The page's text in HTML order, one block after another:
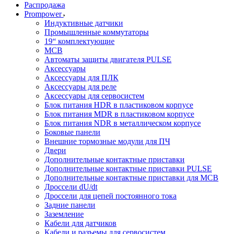
Распродажа
Prompower
Индуктивные датчики
Промышленные коммутаторы
19“ комплектующие
MCB
Автоматы защиты двигателя PULSE
Аксессуары
Аксессуары для ПЛК
Аксессуары для реле
Аксессуары для сервосистем
Блок питания HDR в пластиковом корпусе
Блок питания MDR в пластиковом корпусе
Блок питания NDR в металлическом корпусе
Боковые панели
Внешние тормозные модули для ПЧ
Двери
Дополнительные контактные приставки
Дополнительные контактные приставки PULSE
Дополнительные контактные приставки для MCB
Дроссели dU/dt
Дроссели для цепей постоянного тока
Задние панели
Заземление
Кабели для датчиков
Кабели и разъемы для сервосистем